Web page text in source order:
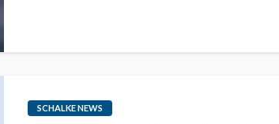
SCHALKE NEWS